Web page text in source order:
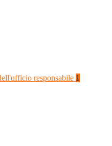
responsabile 1